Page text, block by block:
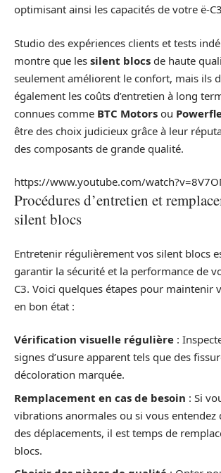
optimisant ainsi les capacités de votre ë-
Studio des expériences clients et tests
montre que les silent blocs de haute
seulement améliorent le confort, mais ils
également les coûts d’entretien à long
connues comme BTC Motors ou
être des choix judicieux grâce à leur
des composants de grande qualité.
https://www.youtube.com/
Procédures d’entretien et
silent blocs
Entretenir régulièrement vos silent blocs
garantir la sécurité et la performance de
C3. Voici quelques étapes pour maintenir
en bon état :
Vérification visuelle régulière :
signes d’usure apparent tels que des
décoloration marquée.
Remplacement en cas de besoin : Si
vibrations anormales ou si vous entendez
des déplacements, il est temps de
blocs.